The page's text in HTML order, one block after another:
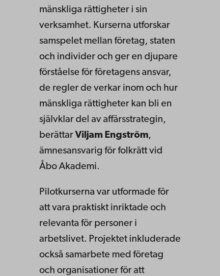
mänskliga rättigheter i sin
verksamhet. Kurserna utforskar
samspelet mellan företag, staten
och individer och ger en djupare
förståelse för företagens ansvar,
de regler de verkar inom och hur
mänskliga rättigheter kan bli en
självklar del av affärsstrategin,
berättar Viljam Engström,
ämnesansvarig för folkrätt vid
Åbo Akademi.
Pilotkurserna var utformade för
att vara praktiskt inriktade och
relevanta för personer i
arbetslivet. Projektet inkluderade
också samarbete med företag
och organisationer för att